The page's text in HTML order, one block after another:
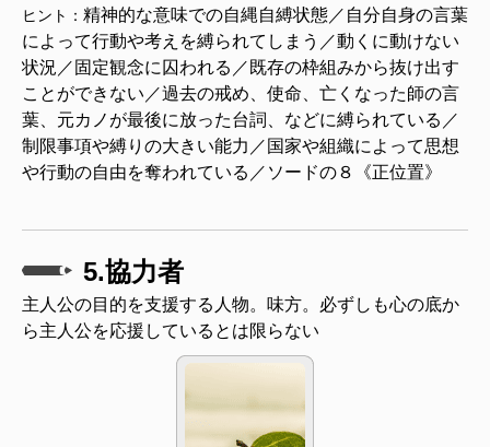
ヒント： 精神的な意味での自縄自縛状態／自分自身の言葉
によって行動や考えを縛られてしまう／動くに動けない
状況／固定観念に囚われる／既存の枠組みから抜け出す
ことができない／過去の戒め、使命、亡くなった師の言
葉、元カノが最後に放った台詞、などに縛られている／
制限事項や縛りの大きい能力／国家や組織によって思想
や行動の自由を奪われている／ソードの８《正位置》
5.協力者
主人公の目的を支援する人物。味方。必ずしも心の底か
ら主人公を応援しているとは限らない